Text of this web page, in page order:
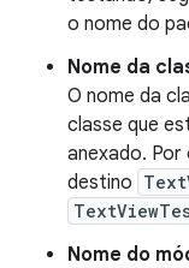
o nome do
Nome da
O nome da
classe que
anexado.
destino
Nome do